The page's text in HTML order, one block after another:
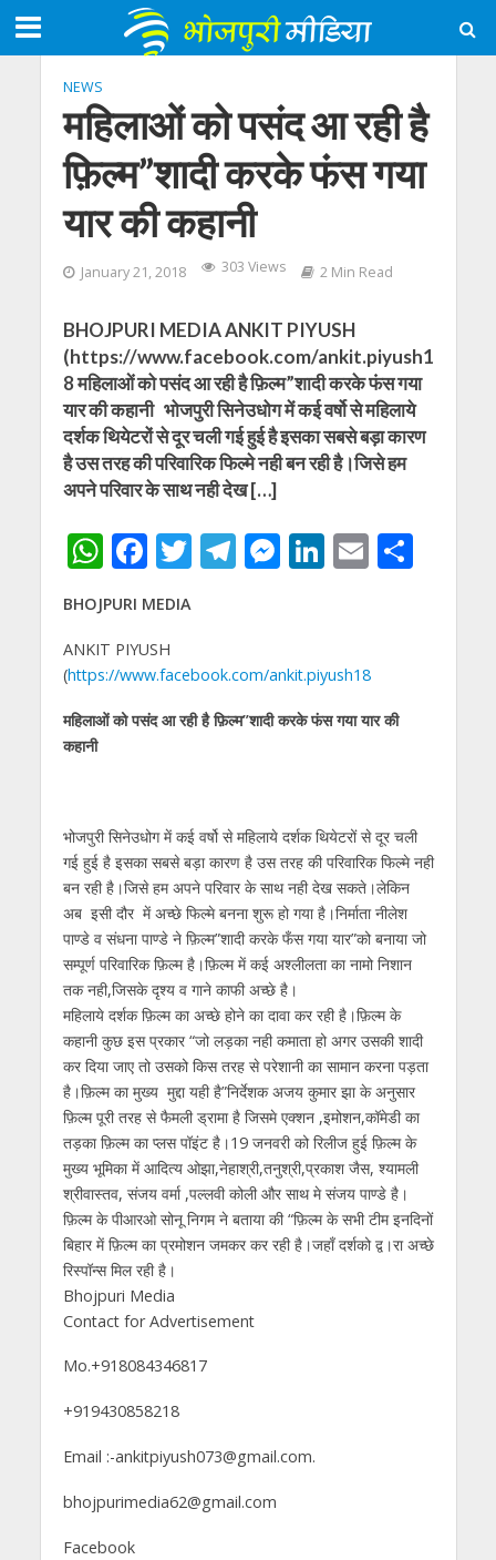
NEWS
महिलाओं को पसंद आ रही है
फ़िल्म”शादी करके फंस गया
यार की कहानी
January 21, 2018 303 Views 2 Min Read
BHOJPURI MEDIA ANKIT PIYUSH
(https://www.facebook.com/ankit.piyush1
8 महिलाओं को पसंद आ रही है फ़िल्म”शादी करके फंस गया
यार की कहानी भोजपुरी सिनेउधोग में कई वर्षो से महिलाये
दर्शक थियेटरों से दूर चली गई हुई है इसका सबसे बड़ा कारण
है उस तरह की परिवारिक फिल्मे नही बन रही है।जिसे हम
अपने परिवार के साथ नही देख […]
W
h
at
s
A
p
F
ac
e
b
o
o
T
itt
er
T
gr
a
m
M
e
n
g
Li
dI
n
E
l
S
BHOJPURI MEDIA
ANKIT PIYUSH
(https://www.facebook.com/ankit.piyush18
महिलाओं को पसंद आ रही है फ़िल्म”शादी करके फंस गया यार की
कहानी
भोजपुरी सिनेउधोग में कई वर्षो से महिलाये दर्शक थियेटरों से दूर चली
गई हुई है इसका सबसे बड़ा कारण है उस तरह की परिवारिक फिल्मे नही
बन रही है।जिसे हम अपने परिवार के साथ नही देख सकते।लेकिन
अब इसी दौर में अच्छे फिल्मे बनना शुरू हो गया है।निर्माता नीलेश
पाण्डे व संधना पाण्डे ने फ़िल्म”शादी करके फँस गया यार”को बनाया जो
सम्पूर्ण परिवारिक फ़िल्म है।फ़िल्म में कई अश्लीलता का नामो निशान
तक नही,जिसके दृश्य व गाने काफी अच्छे है।
महिलाये दर्शक फ़िल्म का अच्छे होने का दावा कर रही है।फ़िल्म के
कहानी कुछ इस प्रकार “जो लड़का नही कमाता हो अगर उसकी शादी
कर दिया जाए तो उसको किस तरह से परेशानी का सामान करना पड़ता
है।फ़िल्म का मुख्य मुद्दा यही है”निर्देशक अजय कुमार झा के अनुसार
फ़िल्म पूरी तरह से फैमली ड्रामा है जिसमे एक्शन ,इमोशन,कॉमेडी का
तड़का फ़िल्म का प्लस पॉइंट है।19 जनवरी को रिलीज हुई फ़िल्म के
मुख्य भूमिका में आदित्य ओझा,नेहाश्री,तनुश्री,प्रकाश जैस, श्यामली
श्रीवास्तव, संजय वर्मा ,पल्लवी कोली और साथ मे संजय पाण्डे है।
फ़िल्म के पीआरओ सोनू निगम ने बताया की “फ़िल्म के सभी टीम इनदिनों
बिहार में फ़िल्म का प्रमोशन जमकर कर रही है।जहाँ दर्शको द्व।रा अच्छे
रिस्पॉन्स मिल रही है।
Bhojpuri Media
Contact for Advertisement
Mo.+918084346817
+919430858218
Email :-ankitpiyush073@gmail.com.
bhojpurimedia62@gmail.com
Facebook